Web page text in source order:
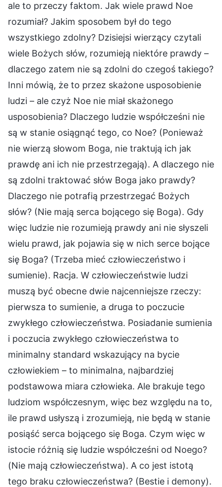
ale to przeczy faktom. Jak wiele prawd Noe
rozumiał? Jakim sposobem był do tego
wszystkiego zdolny? Dzisiejsi wierzący czytali
wiele Bożych słów, rozumieją niektóre prawdy –
dlaczego zatem nie są zdolni do czegoś takiego?
Inni mówią, że to przez skażone usposobienie
ludzi – ale czyż Noe nie miał skażonego
usposobienia? Dlaczego ludzie współcześni nie
są w stanie osiągnąć tego, co Noe? (Ponieważ
nie wierzą słowom Boga, nie traktują ich jak
prawdę ani ich nie przestrzegają). A dlaczego nie
są zdolni traktować słów Boga jako prawdy?
Dlaczego nie potrafią przestrzegać Bożych
słów? (Nie mają serca bojącego się Boga). Gdy
więc ludzie nie rozumieją prawdy ani nie słyszeli
wielu prawd, jak pojawia się w nich serce bojące
się Boga? (Trzeba mieć człowieczeństwo i
sumienie). Racja. W człowieczeństwie ludzi
muszą być obecne dwie najcenniejsze rzeczy:
pierwsza to sumienie, a druga to poczucie
zwykłego człowieczeństwa. Posiadanie sumienia
i poczucia zwykłego człowieczeństwa to
minimalny standard wskazujący na bycie
człowiekiem – to minimalna, najbardziej
podstawowa miara człowieka. Ale brakuje tego
ludziom współczesnym, więc bez względu na to,
ile prawd usłyszą i zrozumieją, nie będą w stanie
posiąść serca bojącego się Boga. Czym więc w
istocie różnią się ludzie współcześni od Noego?
(Nie mają człowieczeństwa). A co jest istotą
tego braku człowieczeństwa? (Bestie i demony).